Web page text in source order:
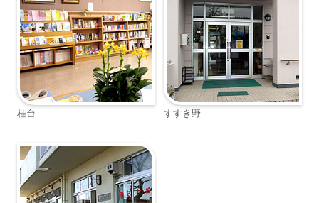
桂台 すすき野